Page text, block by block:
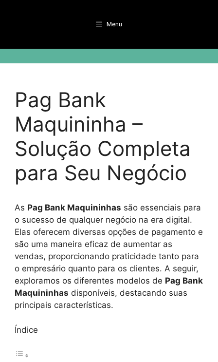
Menu
Pag Bank
Maquininha –
Solução Completa
para Seu Negócio
As Pag Bank Maquininhas são essenciais para
o sucesso de qualquer negócio na era digital.
Elas oferecem diversas opções de pagamento e
são uma maneira eficaz de aumentar as
vendas, proporcionando praticidade tanto para
o empresário quanto para os clientes. A seguir,
exploramos os diferentes modelos de Pag Bank
Maquininhas disponíveis, destacando suas
principais características.
Índice